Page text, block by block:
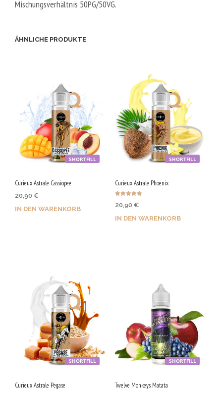
Mischungsverhältnis 50PG/50VG.
ÄHNLICHE PRODUKTE
SHORTFILL
Curieux Astrale Cassiopee
20,90 €
IN DEN WARENKORB
SHORTFILL
Curieux Astrale Phoenix
5.00
20,90 €
IN DEN WARENKORB
SHORTFILL
Curieux Astrale Pegase
SHORTFILL
Twelve Monkeys Matata